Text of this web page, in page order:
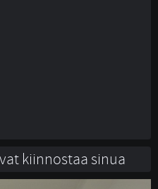
kiinnostaa sinua